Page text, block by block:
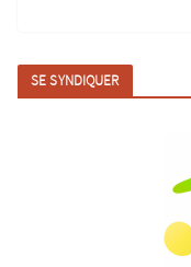
SE SYNDIQUER